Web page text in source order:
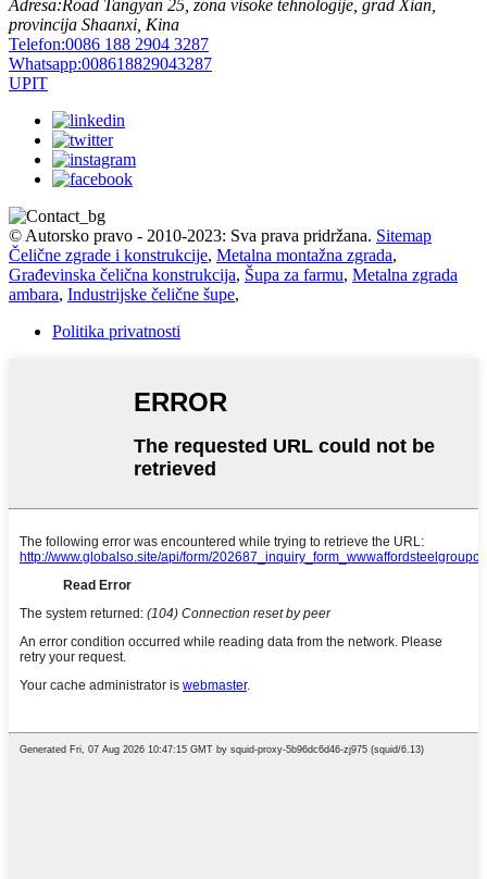
Adresa:Road Tangyan 25, zona visoke tehnologije, grad Xian,
provincija Shaanxi, Kina
Telefon:0086 188 2904 3287
Whatsapp:008618829043287
UPIT
© Autorsko pravo - 2010-2023: Sva prava pridržana. Sitemap
Čelične zgrade i konstrukcije, Metalna montažna zgrada,
Građevinska čelična konstrukcija, Šupa za farmu, Metalna zgrada
ambara, Industrijske čelične šupe,
Politika privatnosti